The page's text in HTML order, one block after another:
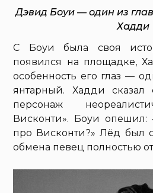
Дэвид Боуи — один из
Хадди
С Боуи была своя
появился на площадке,
особенность его глаз —
янтарный. Хадди
персонаж
Висконти». Боуи опешил:
про Висконти?» Лёд был
обмена певец полностью